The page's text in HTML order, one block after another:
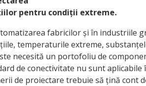
pentru condiții extreme.
fabricilor și în industriile
temperaturile extreme,
necesită un portofoliu de
de conectivitate nu sunt
de proiectare trebuie să țină cont